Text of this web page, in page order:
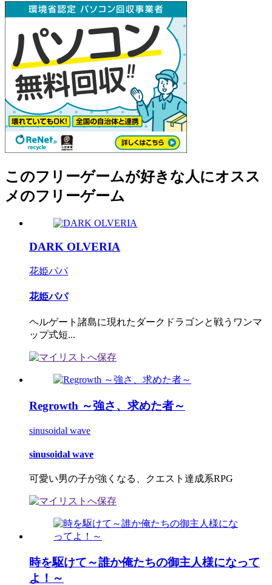
このフリーゲームが好きな人にオスス
メのフリーゲーム
DARK OLVERIA
花姫パパ
花姫パパ
ヘルゲート諸島に現れたダークドラゴンと戦うワンマ
ップ式短...
Regrowth ～強さ、求めた者～
sinusoidal wave
sinusoidal wave
可愛い男の子が強くなる、クエスト達成系RPG
時を駆けて～誰か俺たちの御主人様になって
よ！～